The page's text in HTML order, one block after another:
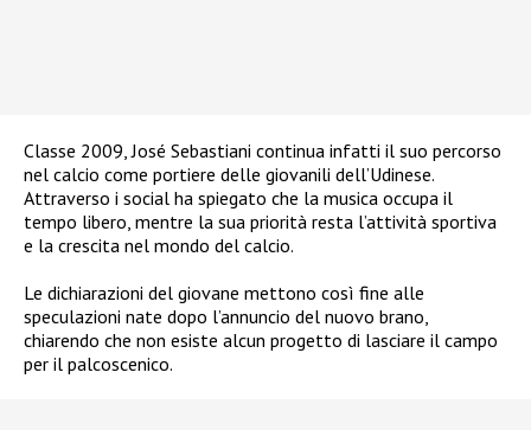
Classe 2009, José Sebastiani continua infatti il suo percorso
nel calcio come portiere delle giovanili dell’Udinese.
Attraverso i social ha spiegato che la musica occupa il
tempo libero, mentre la sua priorità resta l’attività sportiva
e la crescita nel mondo del calcio.
Le dichiarazioni del giovane mettono così fine alle
speculazioni nate dopo l’annuncio del nuovo brano,
chiarendo che non esiste alcun progetto di lasciare il campo
per il palcoscenico.